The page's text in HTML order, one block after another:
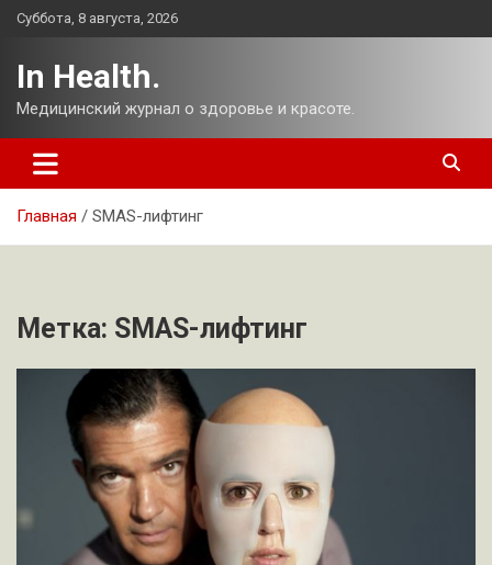
Перейти
Суббота, 8 августа, 2026
In Health.
Медицинский журнал о здоровье и красоте.
Главная SMAS-лифтинг
Метка: SMAS-лифтинг